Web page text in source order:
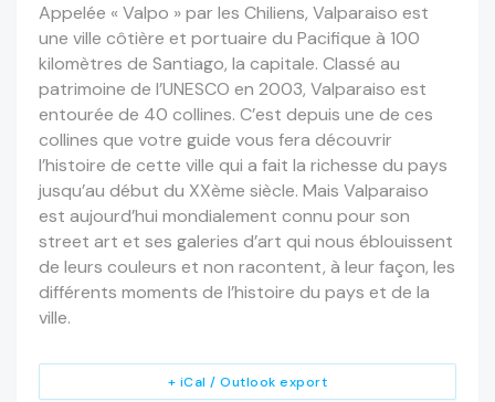
Appelée « Valpo » par les Chiliens, Valparaiso est
une ville côtière et portuaire du Pacifique à 100
kilomètres de Santiago, la capitale. Classé au
patrimoine de l’UNESCO en 2003, Valparaiso est
entourée de 40 collines. C’est depuis une de ces
collines que votre guide vous fera découvrir
l’histoire de cette ville qui a fait la richesse du pays
jusqu’au début du XXème siècle. Mais Valparaiso
est aujourd’hui mondialement connu pour son
street art et ses galeries d’art qui nous éblouissent
de leurs couleurs et non racontent, à leur façon, les
différents moments de l’histoire du pays et de la
ville.
+ iCal / Outlook export